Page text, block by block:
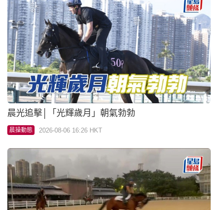
晨光追擊│「光輝歲月」朝氣勃勃
晨操動態 2026-08-06 16:26 HKT